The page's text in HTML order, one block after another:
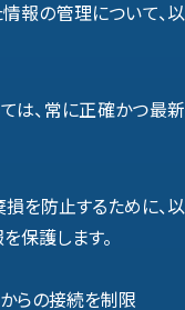
報の管理について、以
は、常に正確かつ最新
を防止するために、以
保護します。
らの接続を制限